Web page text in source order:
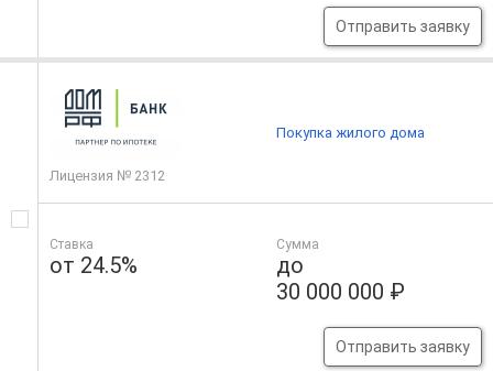
Отправить заявку
Лицензия № 2312
Ставка
от 24.5%
Сумма
до
30 000 000 ₽
Отправить заявку
Покупка жилого дома